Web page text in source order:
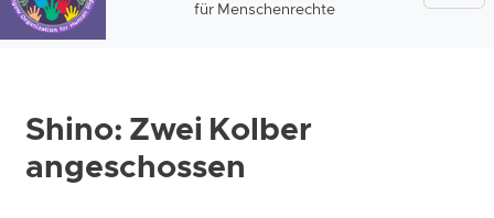
für Menschenrechte
Shino: Zwei Kolber
angeschossen